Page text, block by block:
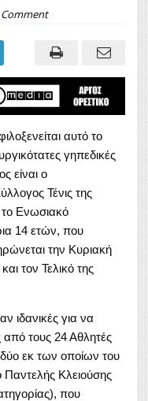
αυτό το
γηπεδικές
είναι ο
Τένις της
το Ενωσιακό
14 ετών, που
την Κυριακή
τον Τελικό της
ιδανικές για να
από τους 24 Αθλητές
εκ των οποίων του
Κλειούσης
που